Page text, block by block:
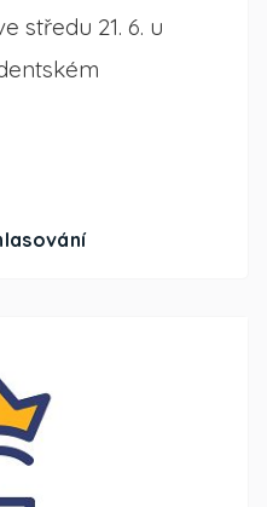
středu 21. 6. u